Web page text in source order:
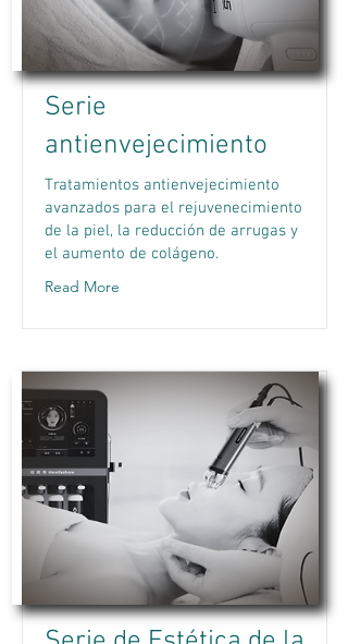
Serie
antienvejecimiento
Tratamientos antienvejecimiento
avanzados para el rejuvenecimiento
de la piel, la reducción de arrugas y
el aumento de colágeno.
Read More